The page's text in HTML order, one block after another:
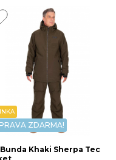
ZDARMA!
Khaki Sherpa Tec